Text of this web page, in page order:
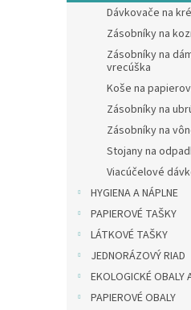
Dávkovače na
Zásobníky na
Zásobníky na
vrecúška
Koše na
Zásobníky na
Zásobníky na
Stojany na
Viacúčelové
HYGIENA A NÁPLNE
PAPIEROVÉ TAŠKY
LÁTKOVÉ TAŠKY
JEDNORÁZOVÝ RIAD
EKOLOGICKÉ OBALY
PAPIEROVÉ OBALY